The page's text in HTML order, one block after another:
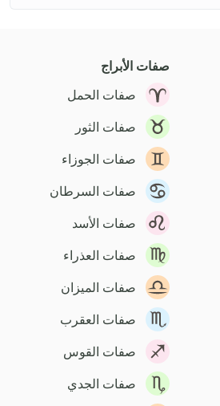
صفات الأبراج
صفات الحمل
صفات الثور
صفات الجوزاء
صفات السرطان
صفات الأسد
صفات العذراء
صفات الميزان
صفات العقرب
صفات القوس
صفات الجدي